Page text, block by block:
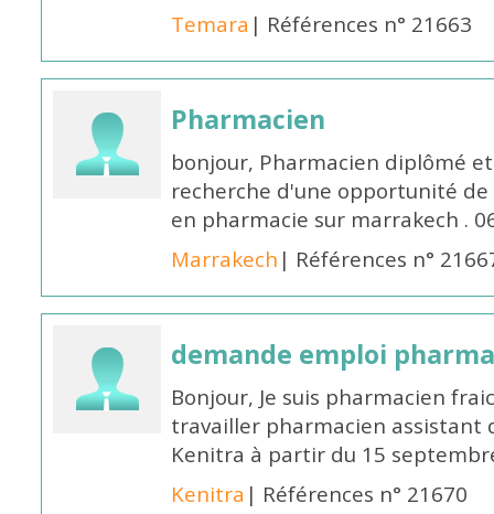
Temara | Références n° 21663
Pharmacien
bonjour, Pharmacien diplômé
recherche d'une opportunité
en pharmacie sur marrakech .
Marrakech | Références n°
demande emploi
Bonjour, Je suis pharmacien
travailler pharmacien assistant
Kenitra à partir du 15
Kenitra | Références n° 21670